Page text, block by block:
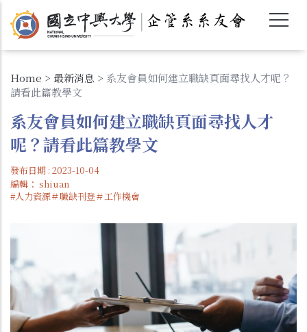
至
內
容Home > 最新消息 > 系友會員如何建立職缺頁面尋找人才呢？
請看此篇教學文
系友會員如何建立職缺頁面尋找人才
呢？請看此篇教學文
發布日期 : 2023-10-04
編輯： shiuan
#人力資源＃職缺刊登＃工作機會